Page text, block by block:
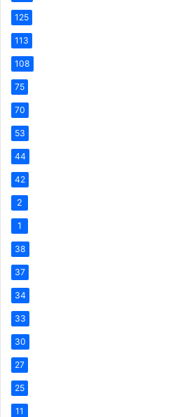
125
113
108
75
70
53
44
42
2
1
38
37
34
33
30
27
25
11